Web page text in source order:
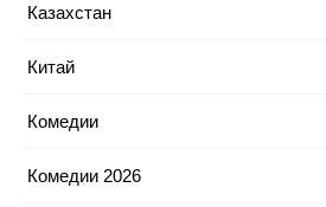
Казахстан
Китай
Комедии
Комедии 2026